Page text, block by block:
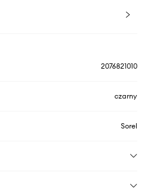
2076821010
czarny
Sorel